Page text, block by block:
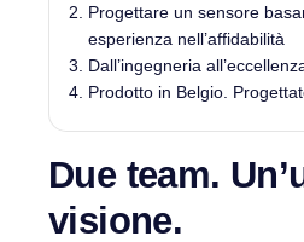
Progettare un sensore
esperienza nell’affidabilità
Dall’ingegneria
Prodotto in Belgio.
Due team.
visione.